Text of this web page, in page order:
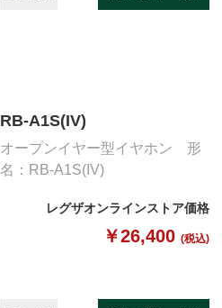
RB-A1S(IV)
オープンイヤー型イヤホン 形
名：RB-A1S(IV)
レグザオンラインストア価格
￥26,400 (税込)